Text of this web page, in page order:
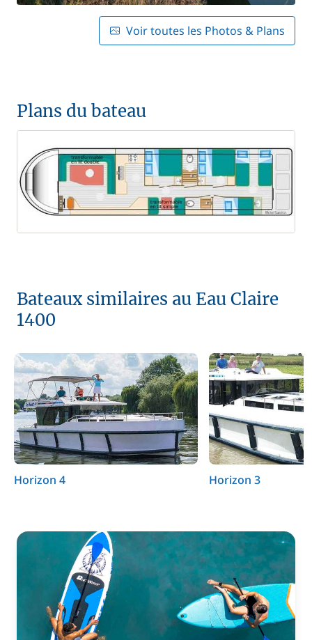
Voir toutes les Photos & Plans
Plans du bateau
Bateaux similaires au Eau Claire
1400
Horizon 4 Horizon 3